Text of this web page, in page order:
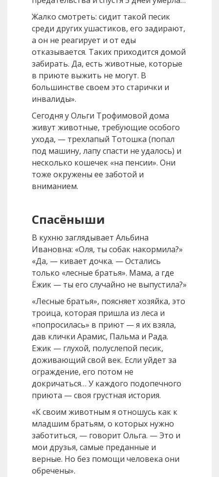
Жалко смотреть: сидит такой песик
среди других ушастиков, его задирают,
а он не реагирует и от еды
отказывается. Таких приходится домой
забирать. Да, есть животные, которые
в приюте выжить не могут. В
большинстве своем это старички и
инвалиды».
Сегодня у Ольги Трофимовой дома
живут животные, требующие особого
ухода, — трехлапый Тотошка (попал
под машину, лапу спасти не удалось) и
несколько кошечек «на пенсии». Они
тоже окружены ее заботой и
вниманием.
Спасёныши
В кухню заглядывает Альбина
Ивановна: «Оля, ты собак накормила?»
«Да, — кивает дочка. — Остались
только «лесные братья». Мама, а где
Ёжик — ты его случайно не выпустила?»
«Лесные братья», поясняет хозяйка, это
троица, которая пришла из леса и
«попросилась» в приют — я их взяла,
дав клички Арамис, Пальма и Рада.
Ежик — глухой, полуслепой песик,
доживающий свой век. Если уйдет за
ограждение, его потом не
докричаться… У каждого подопечного
приюта — своя грустная история.
«К своим животным я отношусь как к
младшим братьям, о которых нужно
заботиться, — говорит Ольга. — Это и
мои друзья, самые преданные и
верные. Но без помощи человека они
обречены».